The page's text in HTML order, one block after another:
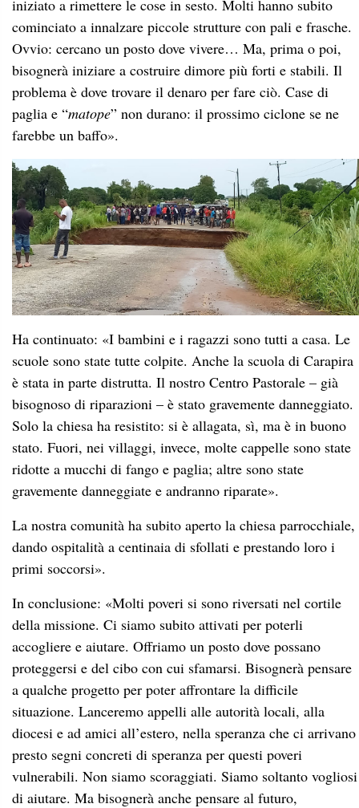
iniziato a rimettere le cose in sesto. Molti hanno subito
cominciato a innalzare piccole strutture con pali e frasche.
Ovvio: cercano un posto dove vivere… Ma, prima o poi,
bisognerà iniziare a costruire dimore più forti e stabili. Il
problema è dove trovare il denaro per fare ciò. Case di
paglia e “matope” non durano: il prossimo ciclone se ne
farebbe un baffo».
Ha continuato: «I bambini e i ragazzi sono tutti a casa. Le
scuole sono state tutte colpite. Anche la scuola di Carapira
è stata in parte distrutta. Il nostro Centro Pastorale – già
bisognoso di riparazioni – è stato gravemente danneggiato.
Solo la chiesa ha resistito: si è allagata, sì, ma è in buono
stato. Fuori, nei villaggi, invece, molte cappelle sono state
ridotte a mucchi di fango e paglia; altre sono state
gravemente danneggiate e andranno riparate».
La nostra comunità ha subito aperto la chiesa parrocchiale,
dando ospitalità a centinaia di sfollati e prestando loro i
primi soccorsi».
In conclusione: «Molti poveri si sono riversati nel cortile
della missione. Ci siamo subito attivati per poterli
accogliere e aiutare. Offriamo un posto dove possano
proteggersi e del cibo con cui sfamarsi. Bisognerà pensare
a qualche progetto per poter affrontare la difficile
situazione. Lanceremo appelli alle autorità locali, alla
diocesi e ad amici all’estero, nella speranza che ci arrivano
presto segni concreti di speranza per questi poveri
vulnerabili. Non siamo scoraggiati. Siamo soltanto vogliosi
di aiutare. Ma bisognerà anche pensare al futuro,